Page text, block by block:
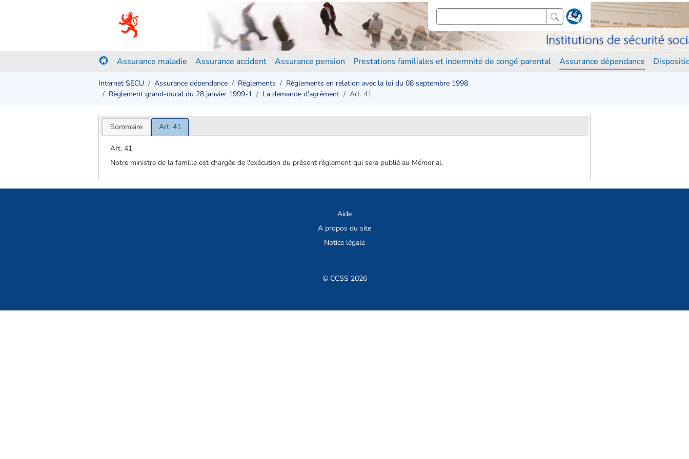
Assurance maladie Assurance accident Assurance pension Prestations familiales et indemnité de congé parental Assurance dépendance
Internet SECU Assurance dépendance Règlements
Règlements en relation avec la loi du 08 septembre 1998
Règlement grand-ducal du 28 janvier 1999-1
La demande d'agrément Art. 41
Sommaire Art. 41
Art. 41
Notre ministre de la famille est chargée de l'exécution du présent règlement qui sera publié au Mémorial.
Aide
A propos du site
Notice légale
© CCSS 2026